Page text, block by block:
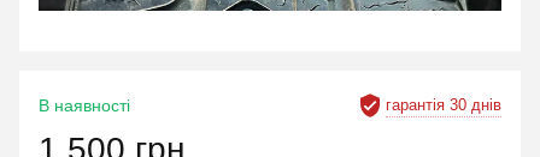
гарантія 30 днів
В наявності
1 500 грн